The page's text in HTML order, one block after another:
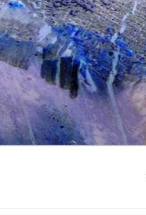
Siirry
sisältöön